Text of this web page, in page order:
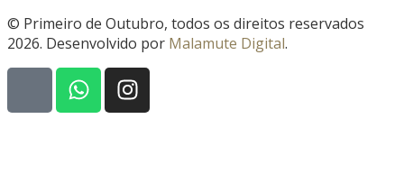
© Primeiro de Outubro, todos os direitos reservados
2026. Desenvolvido por Malamute Digital.